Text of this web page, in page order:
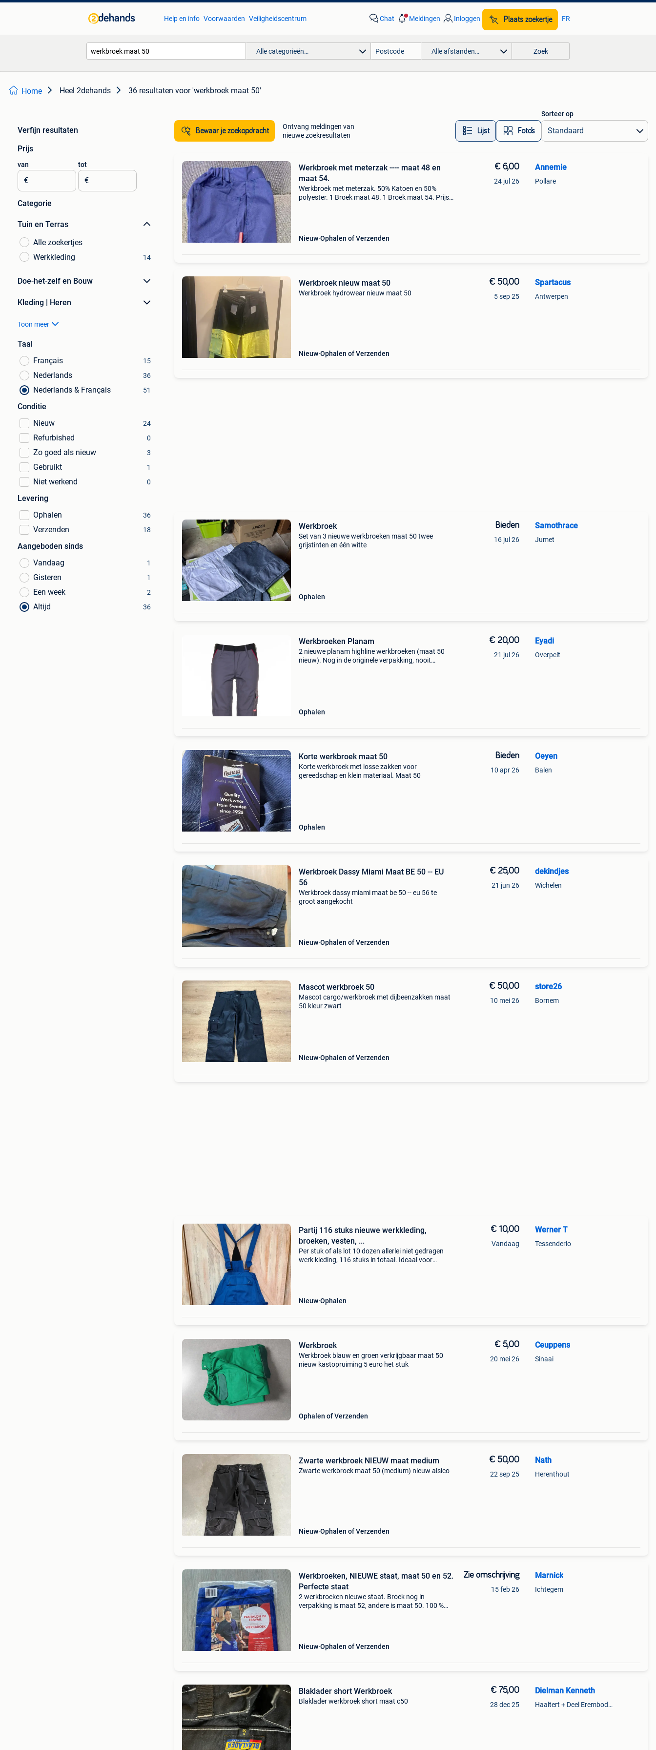
Help en info Voorwaarden Veiligheidscentrum Chat Meldingen Inloggen Plaats zoekertje FR
Alle categorieën… Alle afstanden… Zoek
Home Heel 2dehands 36 resultaten voor 'werkbroek maat 50'
Verfijn resultaten
Prijs
van
€
tot
€
Categorie
Tuin en Terras
Alle zoekertjes
Werkkleding
14
Doe-het-zelf en Bouw
Kleding | Heren
Toon meer
Taal
Français
15
Nederlands 36
Nederlands & Français 51
Conditie
Nieuw
24
Refurbished 0
Zo goed als nieuw 3
Gebruikt 1
Niet werkend 0
Levering
Ophalen
36
Verzenden 18
Aangeboden sinds
Vandaag
1
Gisteren 1
Een week 2
Altijd 36
Bewaar je zoekopdracht
Ontvang meldingen van
nieuwe zoekresultaten
Lijst Foto’s
Sorteer op
Werkbroek met meterzak ---- maat 48 en
maat 54.
Werkbroek met meterzak. 50% Katoen en 50%
polyester. 1 Broek maat 48. 1 Broek maat 54. Prijs:
Nieuw Ophalen of Verzenden
€ 6,00
24 jul 26
Annemie
Pollare
Werkbroek nieuw maat 50
Werkbroek hydrowear nieuw maat 50
Nieuw Ophalen of Verzenden
€ 50,00
5 sep 25
Spartacus
Antwerpen
Werkbroek
Set van 3 nieuwe werkbroeken maat 50 twee
grijstinten en één witte
Ophalen
Bieden
16 jul 26
Samothrace
Jumet
Werkbroeken Planam
2 nieuwe planam highline werkbroeken (maat 50
nieuw). Nog in de originele verpakking, nooit
Ophalen
€ 20,00
21 jul 26
Eyadi
Overpelt
Korte werkbroek maat 50
Korte werkbroek met losse zakken voor
gereedschap en klein materiaal. Maat 50
Ophalen
Bieden
10 apr 26
Oeyen
Balen
Werkbroek Dassy Miami Maat BE 50 -- EU
56
Werkbroek dassy miami maat be 50 -- eu 56 te
groot aangekocht
Nieuw Ophalen of Verzenden
€ 25,00
21 jun 26
dekindjes
Wichelen
Mascot werkbroek 50
Mascot cargo/werkbroek met dijbeenzakken maat
50 kleur zwart
Nieuw Ophalen of Verzenden
€ 50,00
10 mei 26
store26
Bornem
Partij 116 stuks nieuwe werkkleding,
broeken, vesten, ...
Per stuk of als lot 10 dozen allerlei niet gedragen
werk kleding, 116 stuks in totaal. Ideaal voor
Nieuw Ophalen
€ 10,00
Vandaag
Werner T
Tessenderlo
Werkbroek
Werkbroek blauw en groen verkrijgbaar maat 50
nieuw kastopruiming 5 euro het stuk
Ophalen of Verzenden
€ 5,00
20 mei 26
Ceuppens
Sinaai
Zwarte werkbroek NIEUW maat medium
Zwarte werkbroek maat 50 (medium) nieuw alsico
Nieuw Ophalen of Verzenden
€ 50,00
22 sep 25
Nath
Herenthout
Werkbroeken, NIEUWE staat, maat 50 en 52.
Perfecte staat
2 werkbroeken nieuwe staat. Broek nog in
verpakking is maat 52, andere is maat 50. 100 %
Nieuw Ophalen of Verzenden
Zie omschrijving
15 feb 26
Marnick
Ichtegem
Blaklader short Werkbroek
Blaklader werkbroek short maat c50
€ 75,00
28 dec 25
Dielman Kenneth
Haaltert + Deel Erembodegem